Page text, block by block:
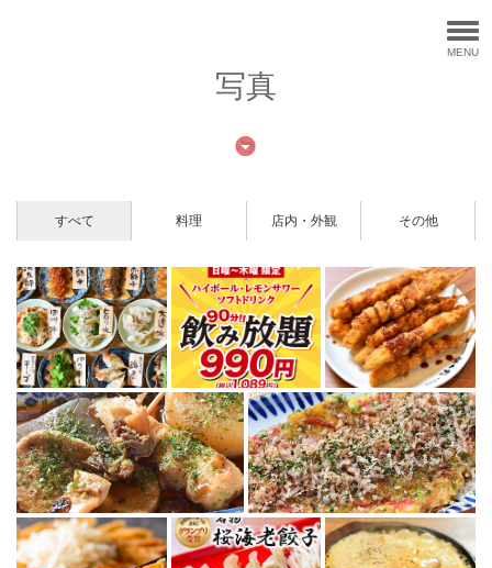
MENU
写真
すべて 料理 店内・外観 その他